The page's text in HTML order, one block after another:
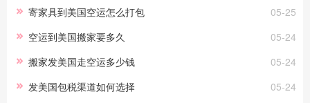
05-25
寄家具到美国空运怎么打包
05-24
空运到美国搬家要多久
05-24
搬家发美国走空运多少钱
05-24
发美国包税渠道如何选择